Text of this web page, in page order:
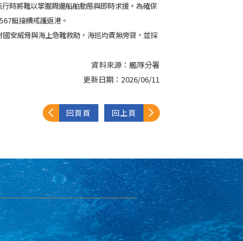
時將難以掌握周邊船舶動態與即時求援。為確保
艇接續戒護返港。
安威脅與海上急難救助，海巡均責無旁貸，並採
資料來源： 艦隊分署
更新日期： 2026/06/11
回頁首 回上頁